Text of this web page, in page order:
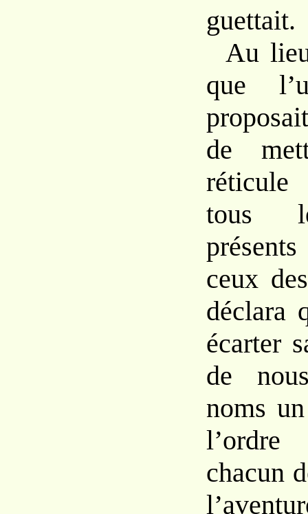
guettait.
Au
que
de
tous
ceux
déclara
écarter
de
noms
chacun